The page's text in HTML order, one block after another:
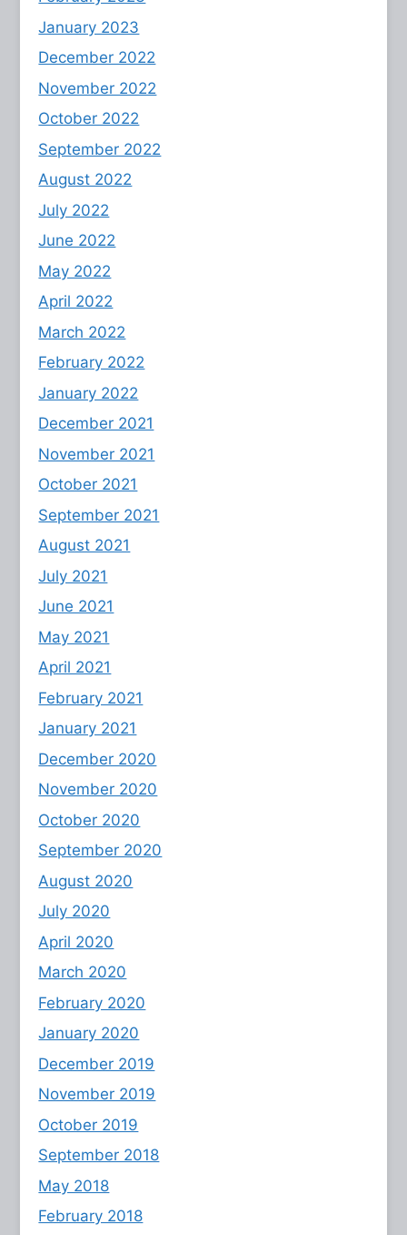
January 2023
December 2022
November 2022
October 2022
September 2022
August 2022
July 2022
June 2022
May 2022
April 2022
March 2022
February 2022
January 2022
December 2021
November 2021
October 2021
September 2021
August 2021
July 2021
June 2021
May 2021
April 2021
February 2021
January 2021
December 2020
November 2020
October 2020
September 2020
August 2020
July 2020
April 2020
March 2020
February 2020
January 2020
December 2019
November 2019
October 2019
September 2018
May 2018
February 2018